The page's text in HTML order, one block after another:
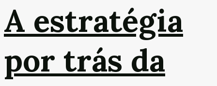
A estratégia
por trás da